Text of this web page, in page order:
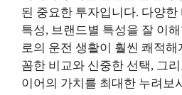
된 중요한 투자입니다. 다양
특성, 브랜드별 특성을 잘 이
로의 운전 생활이 훨씬 쾌적
꼼한 비교와 신중한 선택, 그
이어의 가치를 최대한 누려보